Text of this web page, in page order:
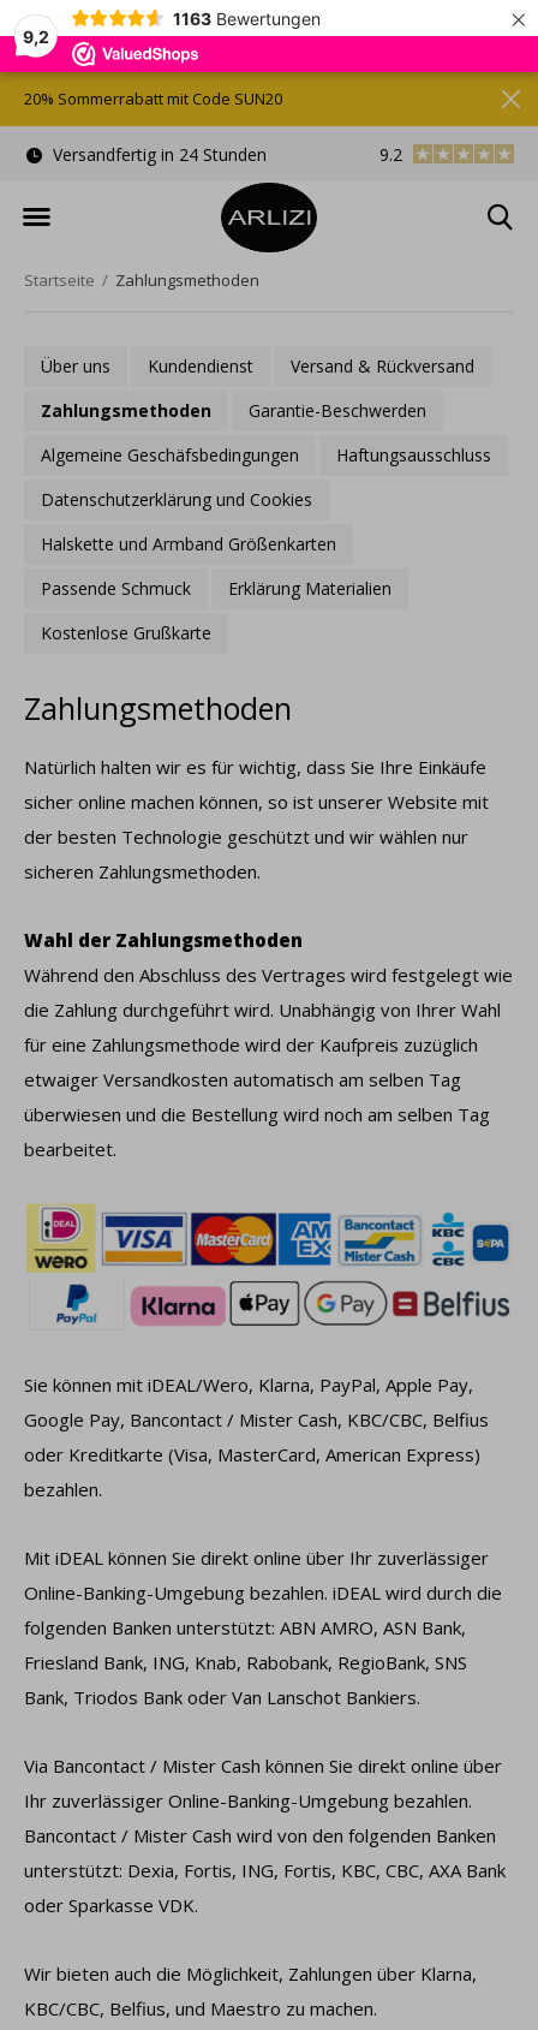
9,2
1163 Bewertungen ×
Versandfertig in 24 Stunden Kostenlose
9.2
20% Sommerrabatt mit Code SUN20
Startseite Zahlungsmethoden
Über uns Kundendienst
Versand & Rückversand
Zahlungsmethoden
Garantie-Beschwerden
Algemeine Geschäfsbedingungen
Haftungsausschluss
Datenschutzerklärung und Cookies
Halskette und Armband Größenkarten
Passende Schmuck
Erklärung Materialien
Kostenlose Grußkarte
Zahlungsmethoden
Natürlich halten wir es für wichtig, dass Sie Ihre Einkäufe
sicher online machen können, so ist unserer Website mit
der besten Technologie geschützt und wir wählen nur
sicheren Zahlungsmethoden.
Wahl der Zahlungsmethoden
Während den Abschluss des Vertrages wird festgelegt wie
die Zahlung durchgeführt wird. Unabhängig von Ihrer Wahl
für eine Zahlungsmethode wird der Kaufpreis zuzüglich
etwaiger Versandkosten automatisch am selben Tag
überwiesen und die Bestellung wird noch am selben Tag
bearbeitet.
Sie können mit iDEAL/Wero, Klarna, PayPal, Apple Pay,
Google Pay, Bancontact / Mister Cash, KBC/CBC, Belfius
oder Kreditkarte (Visa, MasterCard, American Express)
bezahlen.
Mit iDEAL können Sie direkt online über Ihr zuverlässiger
Online-Banking-Umgebung bezahlen. iDEAL wird durch die
folgenden Banken unterstützt: ABN AMRO, ASN Bank,
Friesland Bank, ING, Knab, Rabobank, RegioBank, SNS
Bank, Triodos Bank oder Van Lanschot Bankiers.
Via Bancontact / Mister Cash können Sie direkt online über
Ihr zuverlässiger Online-Banking-Umgebung bezahlen.
Bancontact / Mister Cash wird von den folgenden Banken
unterstützt: Dexia, Fortis, ING, Fortis, KBC, CBC, AXA Bank
oder Sparkasse VDK.
Wir bieten auch die Möglichkeit, Zahlungen über Klarna,
KBC/CBC, Belfius, und Maestro zu machen.